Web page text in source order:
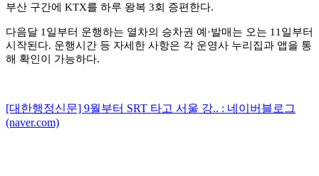
부산 구간에 KTX를 하루 왕복 3회 증편한다.
다음달 1 일부터 운행하는 열차의 승차권 예·발매는 오는 11 일부터
시작된다. 운행시간 등 자세한 사항은 각 운영사 누리집과 앱을 통
해 확인이 가능하다.
[대한행정신문] 9월부터 SRT 타고 서울 강.. : 네이버블로그
(naver.com)